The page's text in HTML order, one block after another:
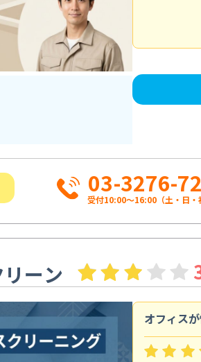
03-3276-
受付10:00〜16:00（土・日・
ーン
オフィス